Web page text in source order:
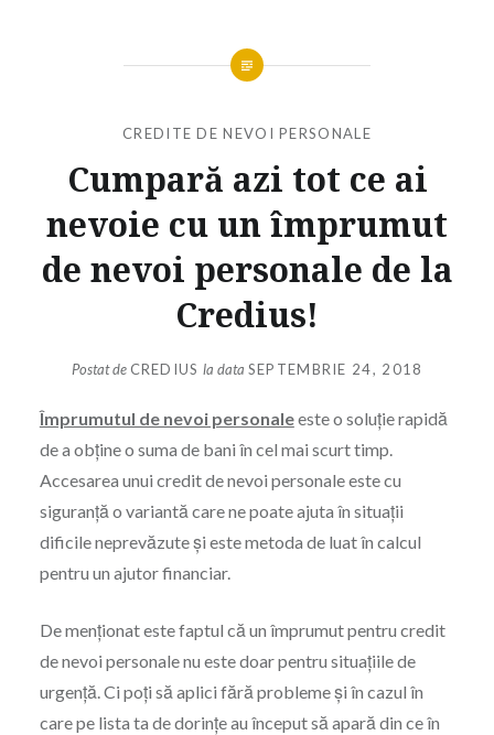
CREDITE DE NEVOI PERSONALE
Cumpară azi tot ce ai
nevoie cu un împrumut
de nevoi personale de la
Credius!
Postat de CREDIUS la data SEPTEMBRIE 24, 2018
Împrumutul de nevoi personaleeste o soluție rapidă
de a obține o suma de bani în cel mai scurt timp.
Accesarea unui credit de nevoi personale este cu
siguranță o variantă care ne poate ajuta în situații
dificile neprevăzute și este metoda de luat în calcul
pentru un ajutor financiar.
De menționat este faptul că un împrumut pentru credit
de nevoi personale nu este doar pentru situațiile de
urgență. Ci poți să aplici fără probleme și în cazul în
care pe lista ta de dorințe au început să apară din ce în